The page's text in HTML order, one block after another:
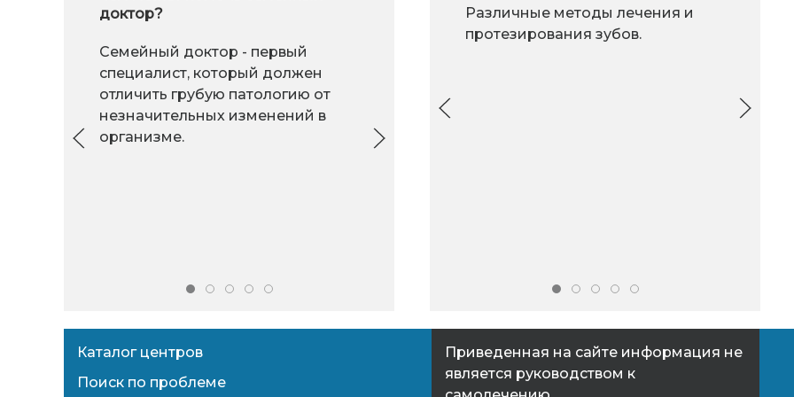
доктор?
Семейный доктор - первый
специалист, который должен
отличить грубую патологию от
незначительных изменений в
организме.
Очень часто,
убираем симптомы заболеваний,
но от самого заболевания не
Различные методы лечения и
протезирования зубов.
Каталог центров
Поиск по проблеме
Приведенная на сайте информация не
является руководством к